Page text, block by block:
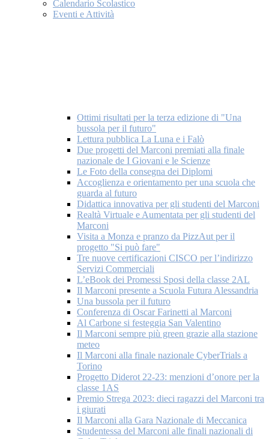
Calendario Scolastico
Eventi e Attività
Ottimi risultati per la terza edizione di "Una
bussola per il futuro"
Lettura pubblica La Luna e i Falò
Due progetti del Marconi premiati alla finale
nazionale de I Giovani e le Scienze
Le Foto della consegna dei Diplomi
Accoglienza e orientamento per una scuola che
guarda al futuro
Didattica innovativa per gli studenti del Marconi
Realtà Virtuale e Aumentata per gli studenti del
Marconi
Visita a Monza e pranzo da PizzAut per il
progetto "Si può fare"
Tre nuove certificazioni CISCO per l’indirizzo
Servizi Commerciali
L’eBook dei Promessi Sposi della classe 2AL
Il Marconi presente a Scuola Futura Alessandria
Una bussola per il futuro
Conferenza di Oscar Farinetti al Marconi
Al Carbone si festeggia San Valentino
Il Marconi sempre più green grazie alla stazione
meteo
Il Marconi alla finale nazionale CyberTrials a
Torino
Progetto Diderot 22-23: menzioni d’onore per la
classe 1AS
Premio Strega 2023: dieci ragazzi del Marconi tra
i giurati
Il Marconi alla Gara Nazionale di Meccanica
Studentessa del Marconi alle finali nazionali di